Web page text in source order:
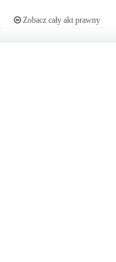
Zobacz cały akt prawny